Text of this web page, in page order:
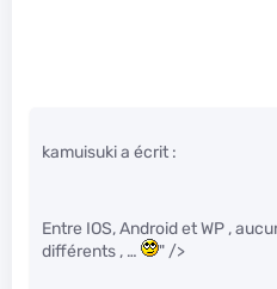
kamuisuki a écrit :
Entre IOS, Android et WP ,
différents , …
" />